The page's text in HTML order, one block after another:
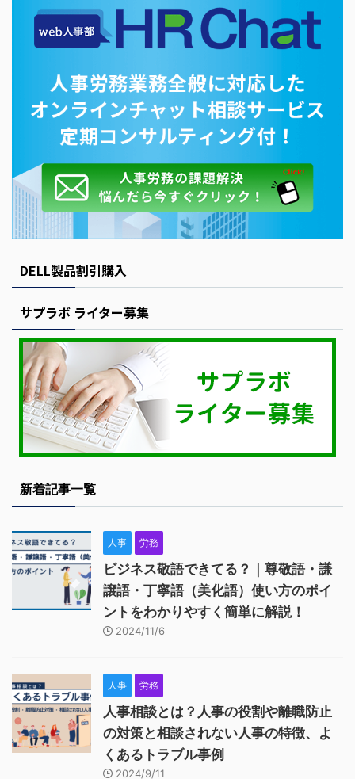
DELL製品割引購入
サプラボ ライター募集
新着記事一覧
人事 労務
ビジネス敬語できてる？｜尊敬語・謙
譲語・丁寧語（美化語）使い方のポイ
ントをわかりやすく簡単に解説！
2024/11/6
人事 労務
人事相談とは？人事の役割や離職防止
の対策と相談されない人事の特徴、よ
くあるトラブル事例
2024/9/11